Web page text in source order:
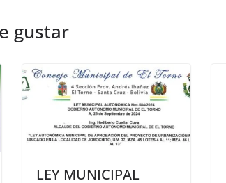
gustar
LEY MUNICIPAL